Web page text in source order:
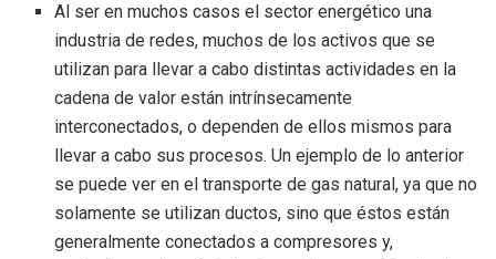
Al ser en muchos casos el sector energético una
industria de redes, muchos de los activos que se
utilizan para llevar a cabo distintas actividades en la
cadena de valor están intrínsecamente
interconectados, o dependen de ellos mismos para
llevar a cabo sus procesos. Un ejemplo de lo anterior
se puede ver en el transporte de gas natural, ya que no
solamente se utilizan ductos, sino que éstos están
generalmente conectados a compresores y,